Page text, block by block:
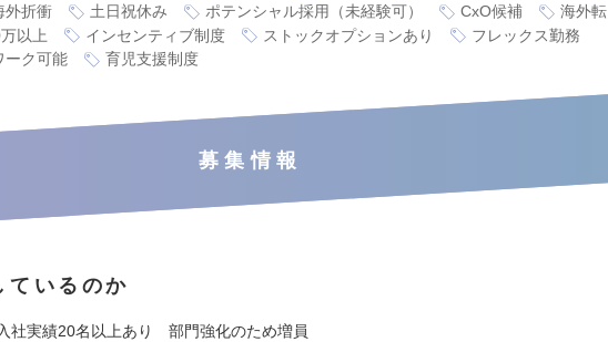
外折衝 土日祝休み ポテンシャル採用（未経験可） CxO候補
海外転
以上 インセンティブ制度 ストックオプションあり
フレックス勤務
ーク可能
育児支援制度
募集情報
ているのか
社実績20名以上あり 部門強化のため増員